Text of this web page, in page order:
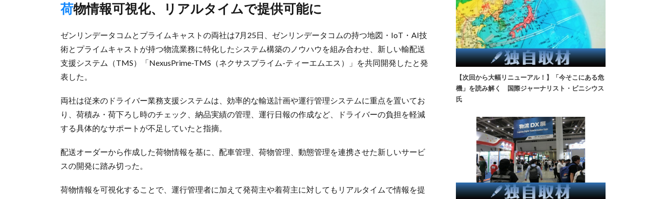
荷物情報可視化、リアルタイムで提供可能に
ゼンリンデータコムとプライムキャストの両社は7月25日、ゼンリンデータコムの持つ地図・IoT・AI技
術とプライムキャストが持つ物流業務に特化したシステム構築のノウハウを組み合わせ、新しい輸配送
支援システム（TMS）「NexusPrime-TMS（ネクサスプライム-ティーエムエス）」を共同開発したと発
表した。
両社は従来のドライバー業務支援システムは、効率的な輸送計画や運行管理システムに重点を置いてお
り、荷積み・荷下ろし時のチェック、納品実績の管理、運行日報の作成など、ドライバーの負担を軽減
する具体的なサポートが不足していたと指摘。
配送オーダーから作成した荷物情報を基に、配車管理、荷物管理、動態管理を連携させた新しいサービ
スの開発に踏み切った。
荷物情報を可視化することで、運行管理者に加えて発荷主や着荷主に対してもリアルタイムで情報を提
【次回から大幅リニューアル！】「今そこにある危
機」を読み解く 国際ジャーナリスト・ビニシウス
氏